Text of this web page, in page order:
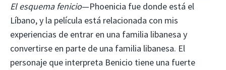
El esquema fenicio—Phoenicia fue donde está el
Líbano, y la película está relacionada con mis
experiencias de entrar en una familia libanesa y
convertirse en parte de una familia libanesa. El
personaje que interpreta Benicio tiene una fuerte